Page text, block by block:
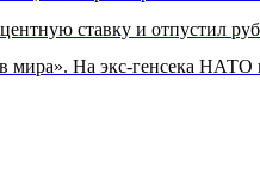
ставку и отпустил
мира». На экс-генсека НАТО